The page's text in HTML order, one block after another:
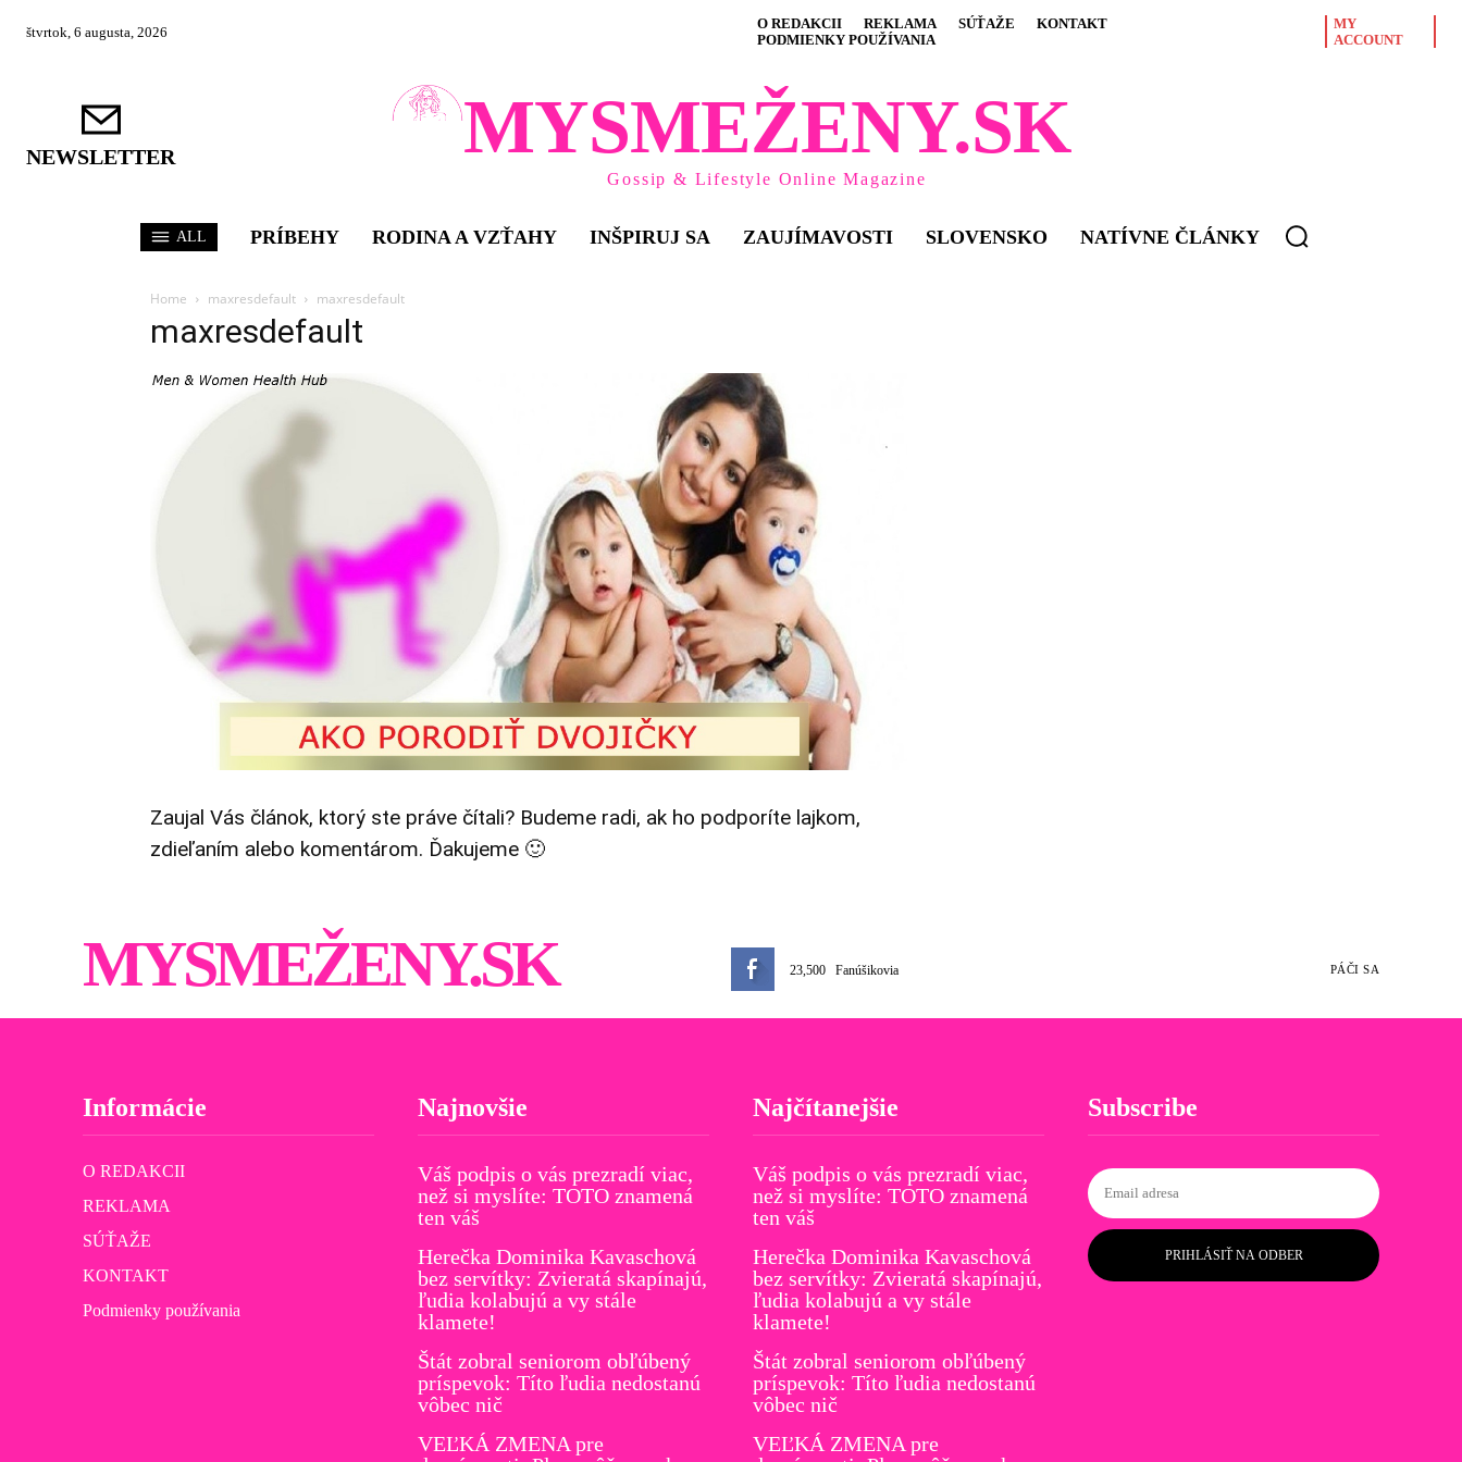
štvrtok, 6 augusta, 2026 O REDAKCII REKLAMA SÚŤAŽE
KONTAKT
PODMIENKY POUŽÍVANIA
MY
ACCOUNT
NEWSLETTER MYSMEŽENY.SK
Gossip & Lifestyle Online Magazine
ALL PRÍBEHY RODINA A VZŤAHY INŠPIRUJ SA ZAUJÍMAVOSTI SLOVENSKO NATÍVNE ČLÁNKY
Home maxresdefault maxresdefault
maxresdefault
Zaujal Vás článok, ktorý ste práve čítali? Budeme radi, ak ho podporíte lajkom,
zdieľaním alebo komentárom. Ďakujeme 🙂
MYSMEŽENY.SK 23,500 Fanúšikovia PÁČI SA
Informácie
O REDAKCII
REKLAMA
SÚŤAŽE
KONTAKT
Podmienky používania
Najnovšie
Váš podpis o vás prezradí viac,
než si myslíte: TOTO znamená
ten váš
Herečka Dominika Kavaschová
bez servítky: Zvieratá skapínajú,
ľudia kolabujú a vy stále
klamete!
Štát zobral seniorom obľúbený
príspevok: Títo ľudia nedostanú
vôbec nič
VEĽKÁ ZMENA pre
Najčítanejšie
Váš podpis o vás prezradí viac,
než si myslíte: TOTO znamená
ten váš
Herečka Dominika Kavaschová
bez servítky: Zvieratá skapínajú,
ľudia kolabujú a vy stále
klamete!
Štát zobral seniorom obľúbený
príspevok: Títo ľudia nedostanú
vôbec nič
VEĽKÁ ZMENA pre
Subscribe
PRIHLÁSIŤ NA ODBER